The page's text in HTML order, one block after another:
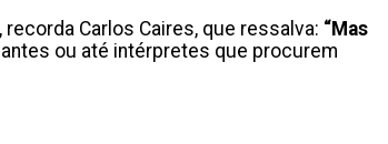
Carlos Caires, que ressalva: “Mas
ou até intérpretes que procurem